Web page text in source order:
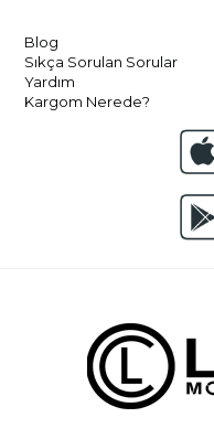
Blog
Sıkça Sorulan Sorular
Yardım
Kargom Nerede?